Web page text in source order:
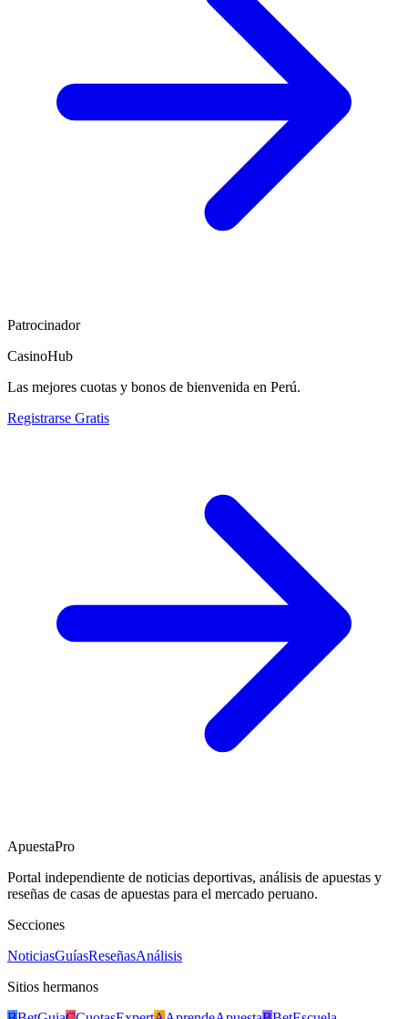
Patrocinador
CasinoHub
Las mejores cuotas y bonos de bienvenida en Perú.
Registrarse Gratis
ApuestaPro
Portal independiente de noticias deportivas, análisis de apuestas y
reseñas de casas de apuestas para el mercado peruano.
Secciones
NoticiasGuíasReseñasAnálisis
Sitios hermanos